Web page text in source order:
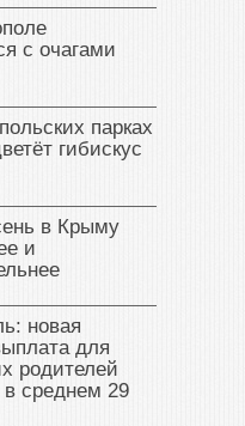
с очагами
парках
гибискус
в Крыму
и
новая
для
родителей
в среднем 29